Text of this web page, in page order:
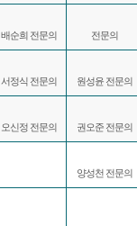
배순희 전문의
서정식 전문의
오신정 전문의
전문의
원성윤 전문의
권오준 전문의
양성천 전문의